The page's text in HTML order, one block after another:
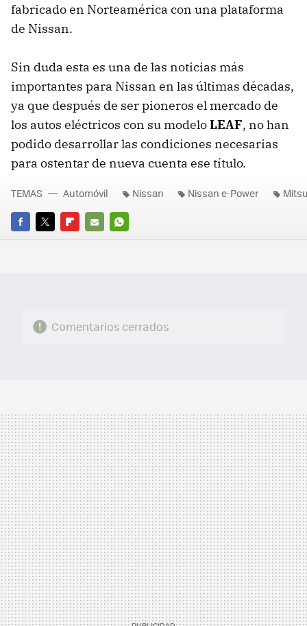
fabricado en Norteamérica con una plataforma
de Nissan.
Sin duda esta es una de las noticias más
importantes para Nissan en las últimas décadas,
ya que después de ser pioneros el mercado de
los autos eléctricos con su modeloLEAF, no han
podido desarrollar las condiciones necesarias
para ostentar de nueva cuenta ese título.
FACEBOOK
TWITTERFLIPBOARD
E-
WHATSAPP
TEMAS Automóvil Nissan Nissan e-Power
Comentarios cerrados